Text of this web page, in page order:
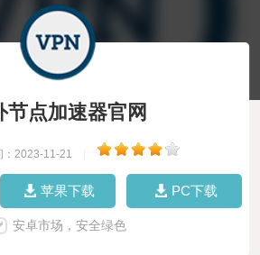
节点加速器官网
：2023-11-21
苹果下载 PC下载
安卓市场，安全绿色